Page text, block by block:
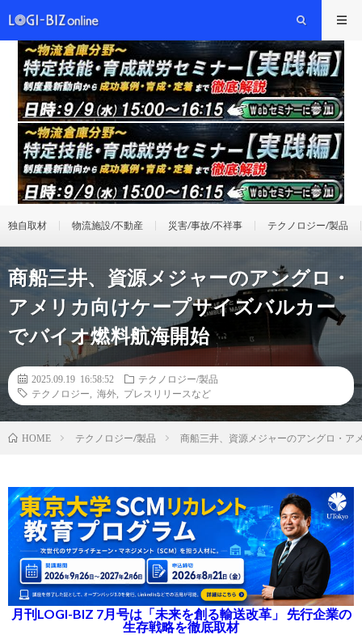
独自取材 物流施設/不動産 災害/事故/不祥事 テクノロジー/製品
商船三井、資源メジャーのアングロ・
アメリカ向けケープサイズバルカー
でバイオ燃料航海開始
2025.09.19 16:58:52
テクノロジー/製品
テクノロジー
海外 プレスリリースなど
HOME テクノロジー/製品 商船三井、資源メジャーのアングロ・ア
月刊LOGI-BIZ 7月号は「未来を創る輸送改革」 先行企業の
生存戦略を徹底取材